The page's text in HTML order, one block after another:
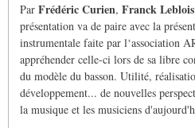
Par Frédéric Curien, Franck Leblois
présentation va de paire avec la
instrumentale faite par l‘association
appréhender celle-ci lors de sa libre
du modèle du basson. Utilité,
développement... de nouvelles
la musique et les musiciens